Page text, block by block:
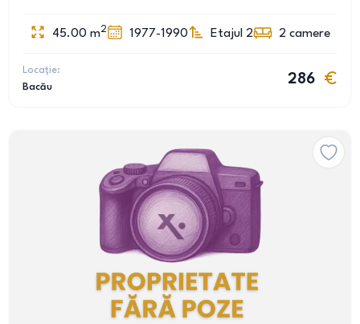
45.00 m2 1977-1990 Etajul 2 2 camere
Locație:
Bacău
286